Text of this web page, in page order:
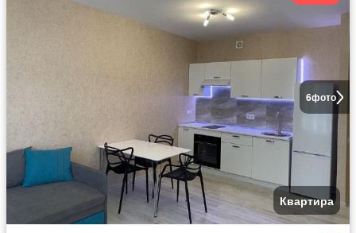
6фото
Квартира